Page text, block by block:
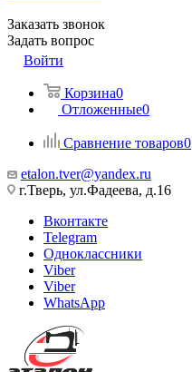
Заказать звонок
Задать вопрос
Войти
Корзина0
Отложенные0
Сравнение товаров0
etalon.tver@yandex.ru
г.Тверь, ул.Фадеева, д.16
Вконтакте
Telegram
Одноклассники
Viber
Viber
WhatsApp